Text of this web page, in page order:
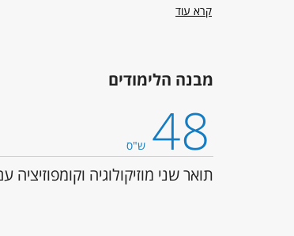
טלפון: 036408415 שלוחה מס. 2
מרכזת הלימודים:
טלפון: 036408415
מערכת לפניות תלמידים -
קרא עוד
מבנה הלימודים
48 ש"ס
תואר שני מוזיקולוגיה